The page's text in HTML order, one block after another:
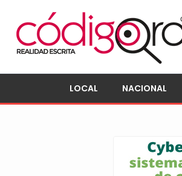
LOCAL NACIONAL